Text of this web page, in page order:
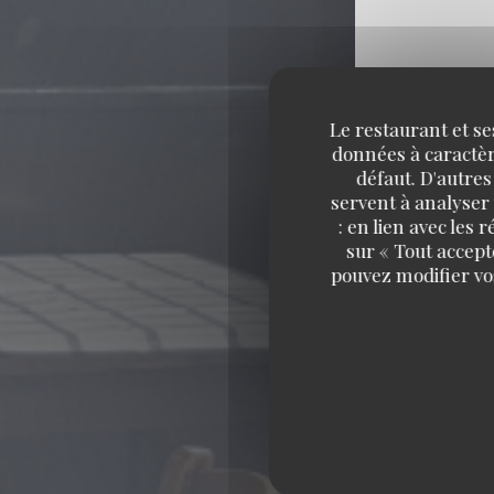
Le restaurant et
données à
défaut.
servent à
: en lien avec les
sur « Tout
pouvez modifier